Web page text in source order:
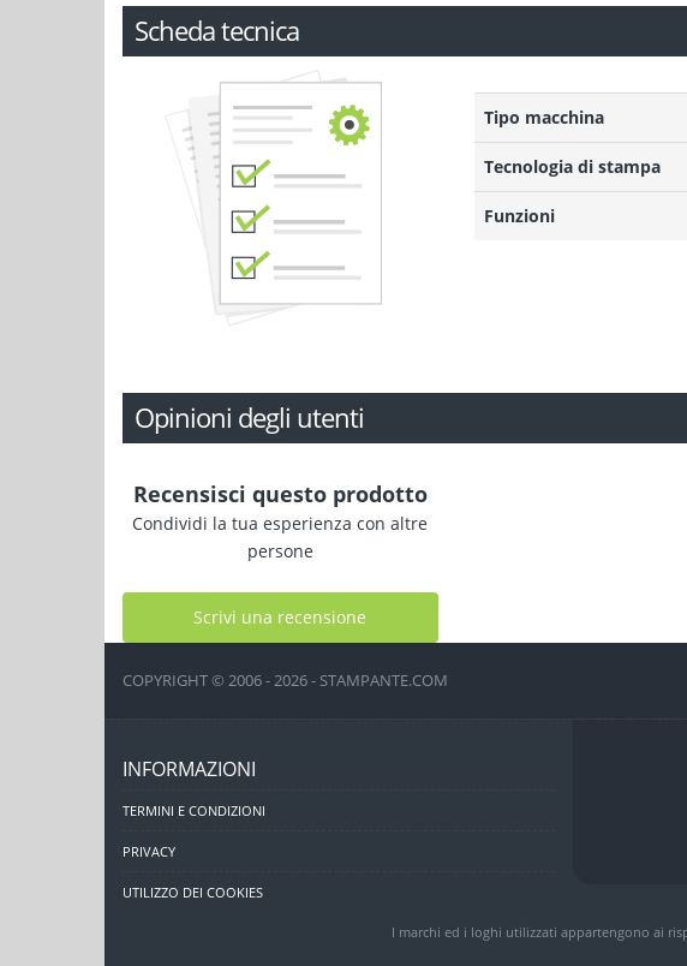
Scheda tecnica
Tipo macchina
Tecnologia di stampa
Funzioni
Opinioni degli utenti
Recensisci questo prodotto
Condividi la tua esperienza con altre
persone
Scrivi una recensione
COPYRIGHT © 2006 - 2026 - STAMPANTE.COM
INFORMAZIONI
TERMINI E CONDIZIONI
PRIVACY
UTILIZZO DEI COOKIES
I marchi ed i loghi utilizzati appartengono ai